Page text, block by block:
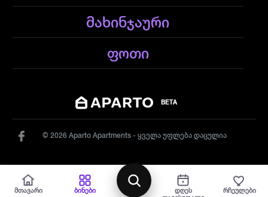
მთავარი ბინები
დღეს
რჩეულები
რუქა
მახინჯაური
ფოთი
BETA
© 2026 Aparto Apartments - ყველა უფლება დაცულია